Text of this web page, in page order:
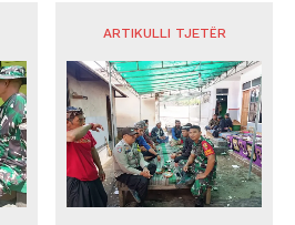
ARTIKULLI TJETËR